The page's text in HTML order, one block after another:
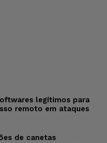
legítimos para
remoto em ataques
de canetas